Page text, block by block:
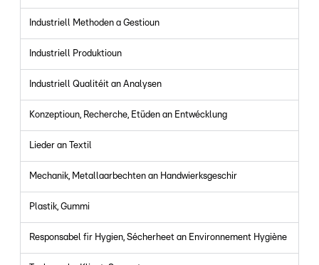
Industriell Methoden a Gestioun
Industriell Produktioun
Industriell Qualitéit an Analysen
Konzeptioun, Recherche, Etüden an Entwécklung
Lieder an Textil
Mechanik, Metallaarbechten an Handwierksgeschir
Plastik, Gummi
Responsabel fir Hygien, Sécherheet an Environnement Hygiène